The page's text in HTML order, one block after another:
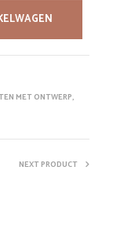
MET ONTWERP,
NEXT PRODUCT